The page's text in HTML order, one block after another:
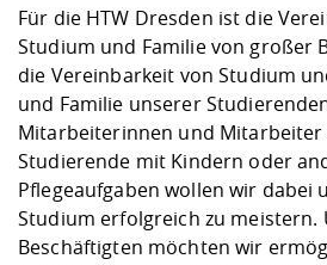
Für die HTW Dresden ist die
Studium und Familie von großer
die Vereinbarkeit von Studium
und Familie unserer
Mitarbeiterinnen und Mitarbeiter
Studierende mit Kindern oder
Pflegeaufgaben wollen wir dabei
Studium erfolgreich zu meistern.
Beschäftigten möchten wir